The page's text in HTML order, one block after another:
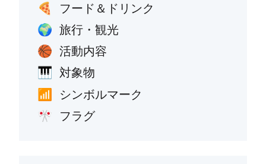
🍕 フード＆ドリンク
🌍 旅行・観光
🏀 活動内容
🎹 対象物
📶 シンボルマーク
🎌 フラグ